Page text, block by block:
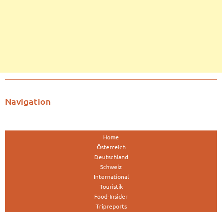
Navigation
Home
Österreich
Deutschland
Schweiz
International
Touristik
Food-Insider
Tripreports